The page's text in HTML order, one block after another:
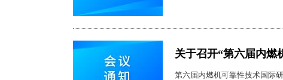
关于召开“第六届内燃
第六届内燃机可靠性技术国际